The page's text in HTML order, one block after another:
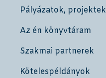
Pályázatok, projektek
Az én könyvtáram
Szakmai partnerek
Kötelespéldányok